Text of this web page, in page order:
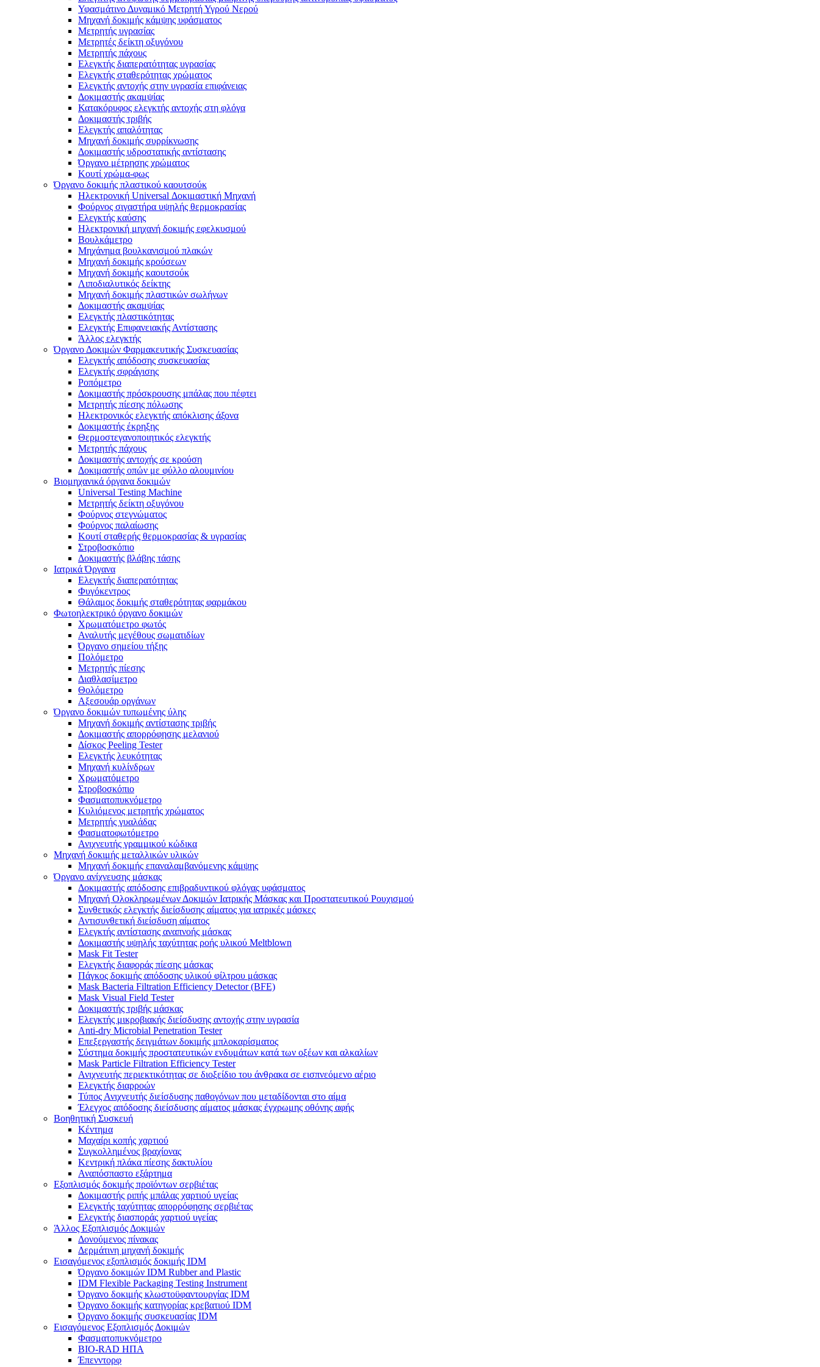
Υφασμάτινο Δυναμικό Μετρητή Υγρού Νερού
Μηχανή δοκιμής κάμψης υφάσματος
Μετρητής υγρασίας
Μετρητές δείκτη οξυγόνου
Μετρητής πάχους
Ελεγκτής διαπερατότητας υγρασίας
Ελεγκτής σταθερότητας χρώματος
Ελεγκτής αντοχής στην υγρασία επιφάνειας
Δοκιμαστής ακαμψίας
Κατακόρυφος ελεγκτής αντοχής στη φλόγα
Δοκιμαστής τριβής
Ελεγκτής απαλότητας
Μηχανή δοκιμής συρρίκνωσης
Δοκιμαστής υδροστατικής αντίστασης
Όργανο μέτρησης χρώματος
Κουτί χρώμα-φως
Όργανο δοκιμής πλαστικού καουτσούκ
Ηλεκτρονική Universal Δοκιμαστική Μηχανή
Φούρνος σιγαστήρα υψηλής θερμοκρασίας
Ελεγκτής καύσης
Ηλεκτρονική μηχανή δοκιμής εφελκυσμού
Βουλκάμετρο
Μηχάνημα βουλκανισμού πλακών
Μηχανή δοκιμής κρούσεων
Μηχανή δοκιμής καουτσούκ
Λιποδιαλυτικός δείκτης
Μηχανή δοκιμής πλαστικών σωλήνων
Δοκιμαστής ακαμψίας
Ελεγκτής πλαστικότητας
Ελεγκτής Επιφανειακής Αντίστασης
Άλλος ελεγκτής
Όργανο Δοκιμών Φαρμακευτικής Συσκευασίας
Ελεγκτής απόδοσης συσκευασίας
Ελεγκτής σφράγισης
Ροπόμετρο
Δοκιμαστής πρόσκρουσης μπάλας που πέφτει
Μετρητής πίεσης πόλωσης
Ηλεκτρονικός ελεγκτής απόκλισης άξονα
Δοκιμαστής έκρηξης
Θερμοστεγανοποιητικός ελεγκτής
Μετρητής πάχους
Δοκιμαστής αντοχής σε κρούση
Δοκιμαστής οπών με φύλλο αλουμινίου
Βιομηχανικά όργανα δοκιμών
Universal Testing Machine
Μετρητής δείκτη οξυγόνου
Φούρνος στεγνώματος
Φούρνος παλαίωσης
Κουτί σταθερής θερμοκρασίας & υγρασίας
Στροβοσκόπιο
Δοκιμαστής βλάβης τάσης
Ιατρικά Όργανα
Ελεγκτής διαπερατότητας
Φυγόκεντρος
Θάλαμος δοκιμής σταθερότητας φαρμάκου
Φωτοηλεκτρικό όργανο δοκιμών
Χρωματόμετρο φωτός
Αναλυτής μεγέθους σωματιδίων
Όργανο σημείου τήξης
Πολόμετρο
Μετρητής πίεσης
Διαθλασίμετρο
Θολόμετρο
Αξεσουάρ οργάνων
Όργανο δοκιμών τυπωμένης ύλης
Μηχανή δοκιμής αντίστασης τριβής
Δοκιμαστής απορρόφησης μελανιού
Δίσκος Peeling Tester
Ελεγκτής λευκότητας
Μηχανή κυλίνδρων
Χρωματόμετρο
Στροβοσκόπιο
Φασματοπυκνόμετρο
Κυλιόμενος μετρητής χρώματος
Μετρητής γυαλάδας
Φασματοφωτόμετρο
Ανιχνευτής γραμμικού κώδικα
Μηχανή δοκιμής μεταλλικών υλικών
Μηχανή δοκιμής επαναλαμβανόμενης κάμψης
Όργανο ανίχνευσης μάσκας
Δοκιμαστής απόδοσης επιβραδυντικού φλόγας υφάσματος
Μηχανή Ολοκληρωμένων Δοκιμών Ιατρικής Μάσκας και Προστατευτικού Ρουχισμού
Συνθετικός ελεγκτής διείσδυσης αίματος για ιατρικές μάσκες
Αντισυνθετική διείσδυση αίματος
Ελεγκτής αντίστασης αναπνοής μάσκας
Δοκιμαστής υψηλής ταχύτητας ροής υλικού Meltblown
Mask Fit Tester
Ελεγκτής διαφοράς πίεσης μάσκας
Πάγκος δοκιμής απόδοσης υλικού φίλτρου μάσκας
Mask Bacteria Filtration Efficiency Detector (BFE)
Mask Visual Field Tester
Δοκιμαστής τριβής μάσκας
Ελεγκτής μικροβιακής διείσδυσης αντοχής στην υγρασία
Anti-dry Microbial Penetration Tester
Επεξεργαστής δειγμάτων δοκιμής μπλοκαρίσματος
Σύστημα δοκιμής προστατευτικών ενδυμάτων κατά των οξέων και αλκαλίων
Mask Particle Filtration Efficiency Tester
Ανιχνευτής περιεκτικότητας σε διοξείδιο του άνθρακα σε εισπνεόμενο αέριο
Ελεγκτής διαρροών
Τύπος Ανιχνευτής διείσδυσης παθογόνων που μεταδίδονται στο αίμα
Έλεγχος απόδοσης διείσδυσης αίματος μάσκας έγχρωμης οθόνης αφής
Βοηθητική Συσκευή
Κέντημα
Μαχαίρι κοπής χαρτιού
Συγκολλημένος βραχίονας
Κεντρική πλάκα πίεσης δακτυλίου
Αναπόσπαστο εξάρτημα
Εξοπλισμός δοκιμής προϊόντων σερβιέτας
Δοκιμαστής ριπής μπάλας χαρτιού υγείας
Ελεγκτής ταχύτητας απορρόφησης σερβιέτας
Ελεγκτής διασποράς χαρτιού υγείας
Άλλος Εξοπλισμός Δοκιμών
Δονούμενος πίνακας
Δερμάτινη μηχανή δοκιμής
Εισαγόμενος εξοπλισμός δοκιμής IDM
Όργανο δοκιμών IDM Rubber and Plastic
IDM Flexible Packaging Testing Instrument
Όργανο δοκιμής κλωστοϋφαντουργίας IDM
Όργανο δοκιμής κατηγορίας κρεβατιού IDM
Όργανο δοκιμής συσκευασίας IDM
Εισαγόμενος Εξοπλισμός Δοκιμών
Φασματοπυκνόμετρο
BIO-RAD ΗΠΑ
Έπενντορφ